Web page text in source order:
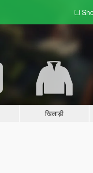
खिलाड़ी